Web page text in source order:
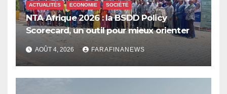
ACTUALITÉS ECONOMIE SOCIÉTÉ
NTA Afrique 2026 : la BSDD Policy
Scorecard, un outil pour mieux orienter
les dépenses publiques
AOÛT 4, 2026 FARAFINANEWS